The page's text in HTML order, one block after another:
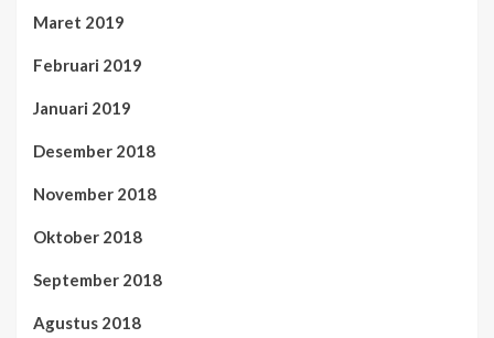
Maret 2019
Februari 2019
Januari 2019
Desember 2018
November 2018
Oktober 2018
September 2018
Agustus 2018